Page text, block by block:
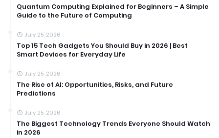
Quantum Computing Explained for Beginners – A Simple
Guide to the Future of Computing
July 25, 2026
Top 15 Tech Gadgets You Should Buy in 2026 | Best
Smart Devices for Everyday Life
July 25, 2026
The Rise of AI: Opportunities, Risks, and Future
Predictions
July 25, 2026
The Biggest Technology Trends Everyone Should Watch
in 2026